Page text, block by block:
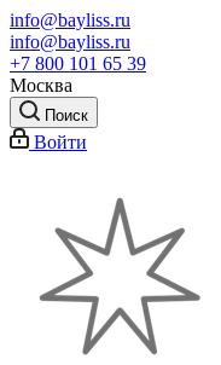
info@bayliss.ru
info@bayliss.ru
+7 800 101 65 39
Москва
Поиск
Войти